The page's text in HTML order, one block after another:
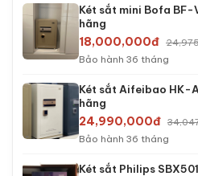
Két sắt mini Bofa
hãng
18,000,000đ
Bảo hành 36 tháng
Két sắt Aifeibao HK-
hãng
24,990,000đ
Bảo hành 36 tháng
Két sắt Philips